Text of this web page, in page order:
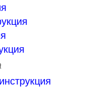
инструкция